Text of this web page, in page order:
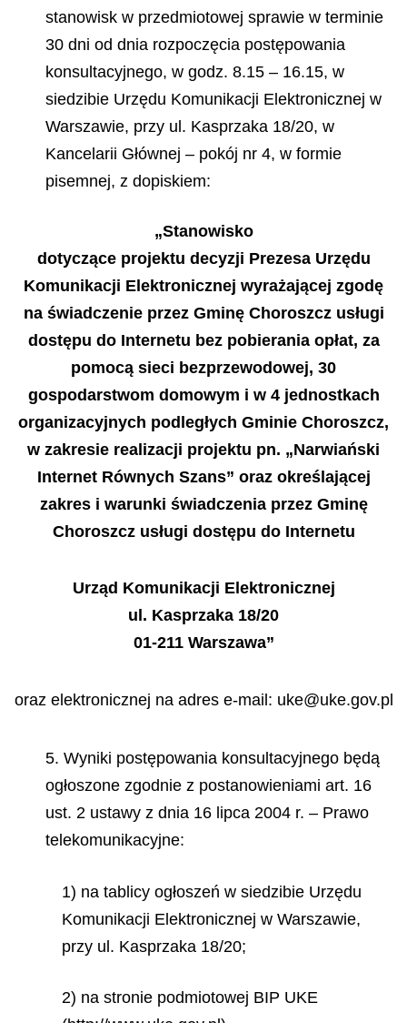
stanowisk w przedmiotowej sprawie w terminie
30 dni od dnia rozpoczęcia postępowania
konsultacyjnego, w godz. 8.15 – 16.15, w
siedzibie Urzędu Komunikacji Elektronicznej w
Warszawie, przy ul. Kasprzaka 18/20, w
Kancelarii Głównej – pokój nr 4, w formie
pisemnej, z dopiskiem:
„Stanowisko
dotyczące projektu decyzji Prezesa Urzędu
Komunikacji Elektronicznej wyrażającej zgodę
na świadczenie przez Gminę Choroszcz usługi
dostępu do Internetu bez pobierania opłat, za
pomocą sieci bezprzewodowej, 30
gospodarstwom domowym i w 4 jednostkach
organizacyjnych podległych Gminie Choroszcz,
w zakresie realizacji projektu pn. „Narwiański
Internet Równych Szans” oraz określającej
zakres i warunki świadczenia przez Gminę
Choroszcz usługi dostępu do Internetu
Urząd Komunikacji Elektronicznej
ul. Kasprzaka 18/20
01-211 Warszawa”
oraz elektronicznej na adres e-mail: uke@uke.gov.pl
5. Wyniki postępowania konsultacyjnego będą
ogłoszone zgodnie z postanowieniami art. 16
ust. 2 ustawy z dnia 16 lipca 2004 r. – Prawo
telekomunikacyjne:
1) na tablicy ogłoszeń w siedzibie Urzędu
Komunikacji Elektronicznej w Warszawie,
przy ul. Kasprzaka 18/20;
2) na stronie podmiotowej BIP UKE